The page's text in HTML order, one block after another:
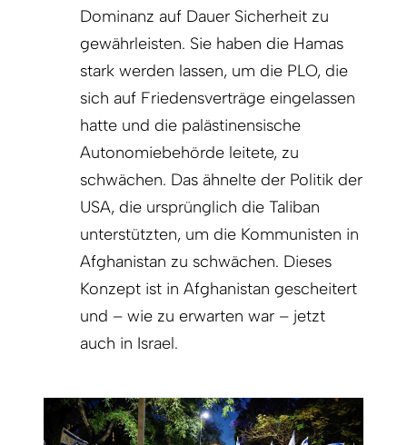
Dominanz auf Dauer Sicherheit zu
gewährleisten. Sie haben die Hamas
stark werden lassen, um die PLO, die
sich auf Friedensverträge eingelassen
hatte und die palästinensische
Autonomiebehörde leitete, zu
schwächen. Das ähnelte der Politik der
USA, die ursprünglich die Taliban
unterstützten, um die Kommunisten in
Afghanistan zu schwächen. Dieses
Konzept ist in Afghanistan gescheitert
und – wie zu erwarten war – jetzt
auch in Israel.